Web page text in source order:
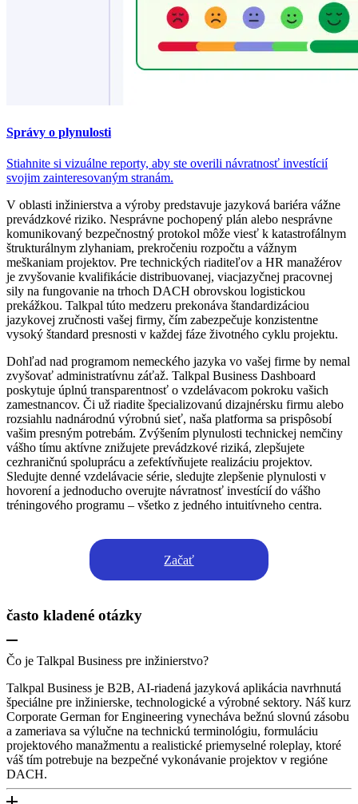
Správy o plynulosti
Stiahnite si vizuálne reporty, aby ste overili návratnosť investícií
svojim zainteresovaným stranám.
V oblasti inžinierstva a výroby predstavuje jazyková bariéra vážne
prevádzkové riziko. Nesprávne pochopený plán alebo nesprávne
komunikovaný bezpečnostný protokol môže viesť k katastrofálnym
štrukturálnym zlyhaniam, prekročeniu rozpočtu a vážnym
meškaniam projektov. Pre technických riaditeľov a HR manažérov
je zvyšovanie kvalifikácie distribuovanej, viacjazyčnej pracovnej
sily na fungovanie na trhoch DACH obrovskou logistickou
prekážkou. Talkpal túto medzeru prekonáva štandardizáciou
jazykovej zručnosti vašej firmy, čím zabezpečuje konzistentne
vysoký štandard presnosti v každej fáze životného cyklu projektu.
Dohľad nad programom nemeckého jazyka vo vašej firme by nemal
zvyšovať administratívnu záťaž. Talkpal Business Dashboard
poskytuje úplnú transparentnosť o vzdelávacom pokroku vašich
zamestnancov. Či už riadite špecializovanú dizajnérsku firmu alebo
rozsiahlu nadnárodnú výrobnú sieť, naša platforma sa prispôsobí
vašim presným potrebám. Zvýšením plynulosti technickej nemčiny
vášho tímu aktívne znižujete prevádzkové riziká, zlepšujete
cezhraničnú spoluprácu a zefektívňujete realizáciu projektov.
Sledujte denné vzdelávacie série, sledujte zlepšenie plynulosti v
hovorení a jednoducho overujte návratnosť investícií do vášho
tréningového programu – všetko z jedného intuitívneho centra.
Začať
často kladené otázky
Čo je Talkpal Business pre inžinierstvo?
Talkpal Business je B2B, AI-riadená jazyková aplikácia navrhnutá
špeciálne pre inžinierske, technologické a výrobné sektory. Náš kurz
Corporate German for Engineering vynecháva bežnú slovnú zásobu
a zameriava sa výlučne na technickú terminológiu, formuláciu
projektového manažmentu a realistické priemyselné roleplay, ktoré
váš tím potrebuje na bezpečné vykonávanie projektov v regióne
DACH.